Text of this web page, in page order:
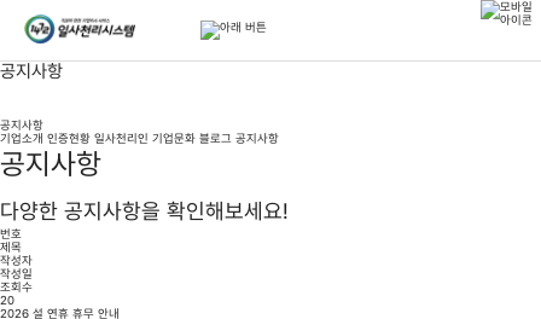
공지사항
공지사항
기업소개 인증현황 일사천리인 기업문화 블로그 공지사항
공지사항
다양한 공지사항을 확인해보세요!
번호
제목
작성자
작성일
조회수
20
2026 설 연휴 휴무 안내